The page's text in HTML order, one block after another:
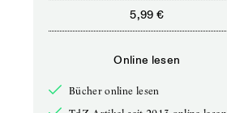
5,99 €
Online lesen
Bücher online lesen